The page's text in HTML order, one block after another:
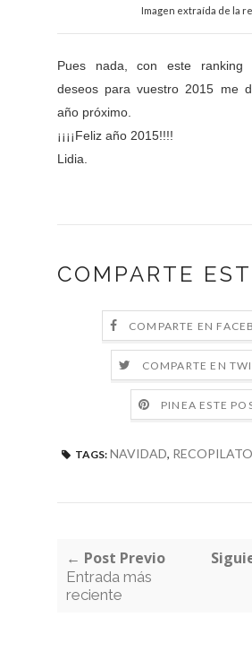
Imagen extraída de la
Pues nada, con este ranking
deseos para vuestro 2015 me
año próximo.
¡¡¡¡Feliz año 2015!!!!
Lidia.
COMPARTE
COMPARTE EN
COMPARTE EN
PINEA ESTE
TAGS: NAVIDAD,
← Post Previo
Entrada más
reciente